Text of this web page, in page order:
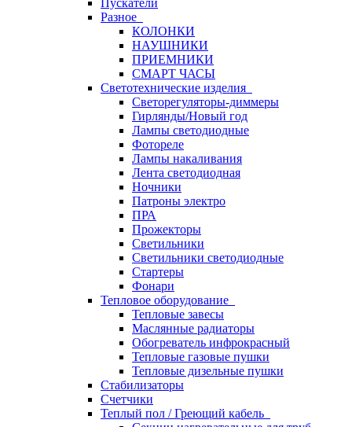
Пускатели
Разное
КОЛОНКИ
НАУШНИКИ
ПРИЕМНИКИ
СМАРТ ЧАСЫ
Светотехнические изделия
Светорегуляторы-диммеры
Гирлянды/Новый год
Лампы светодиодные
Фотореле
Лампы накаливания
Лента светодиодная
Ночники
Патроны электро
ПРА
Прожекторы
Светильники
Светильники светодиодные
Стартеры
Фонари
Тепловое оборудование
Тепловые завесы
Маслянные радиаторы
Обогреватель инфрокрасный
Тепловые газовые пушки
Тепловые дизельные пушки
Стабилизаторы
Счетчики
Теплый пол / Греющий кабель